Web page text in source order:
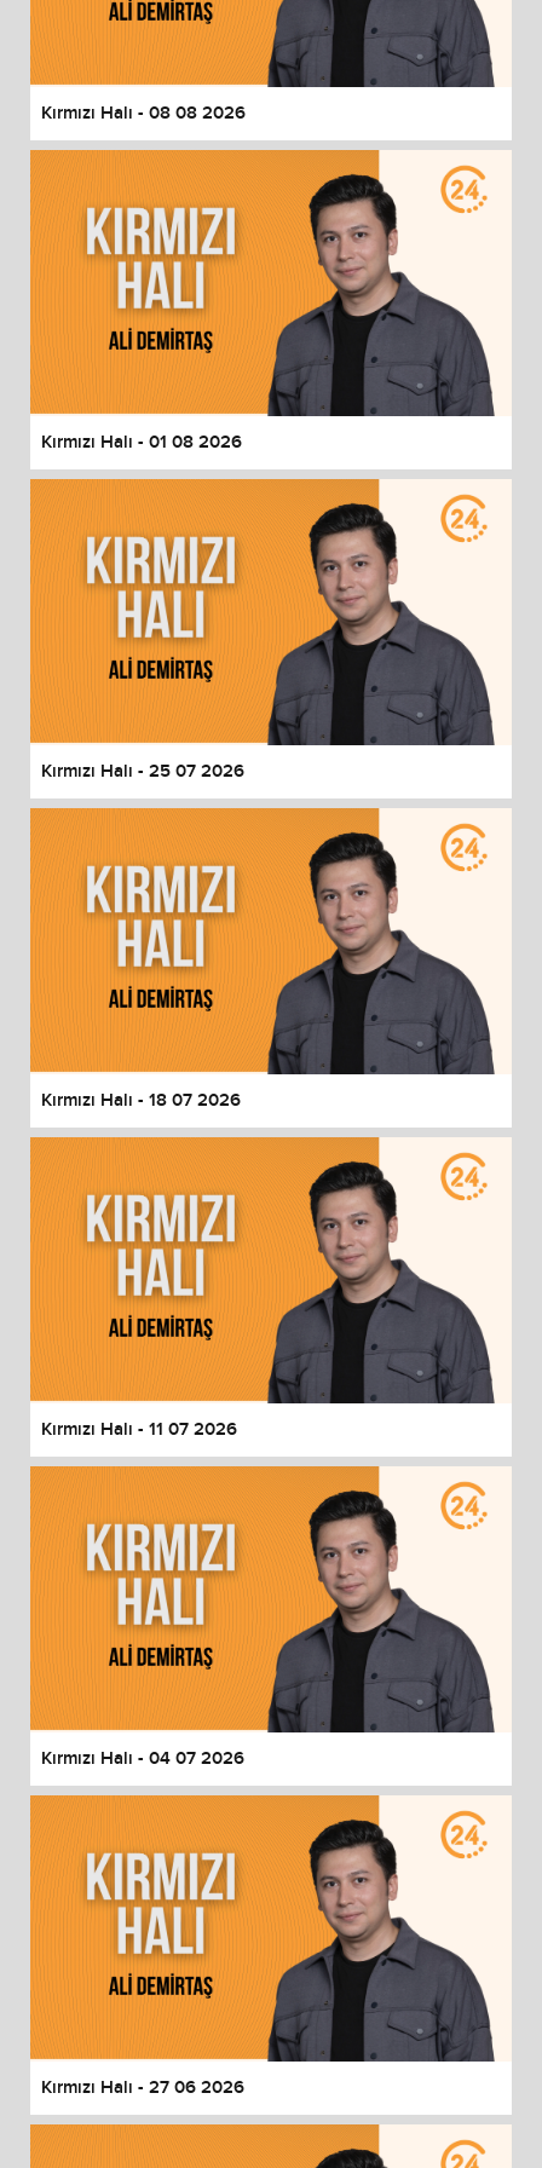
End of dialog window.
Kırmızı Halı - 08 08 2026
Kırmızı Halı - 01 08 2026
Kırmızı Halı - 25 07 2026
Kırmızı Halı - 18 07 2026
Kırmızı Halı - 11 07 2026
Kırmızı Halı - 04 07 2026
Kırmızı Halı - 27 06 2026